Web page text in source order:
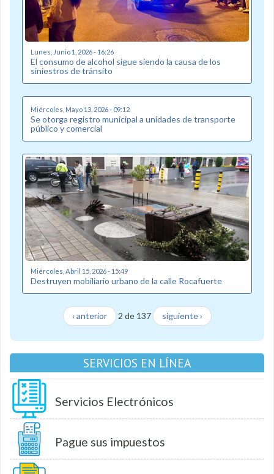
Lunes, Junio 1, 2026 - 16:26
El consumo de alcohol sigue siendo la causa de los
siniestros de tránsito
Miércoles, Mayo 13, 2026 - 09:12
Se otorga registro municipal a unidades de transporte
público y comercial
Miércoles, Abril 15, 2026 - 15:49
Destruyen mobiliario urbano de la calle Rocafuerte
‹ anterior 2 de 137 siguiente ›
SERVICIOS EN LÍNEA
Servicios Electrónicos
Pague sus impuestos